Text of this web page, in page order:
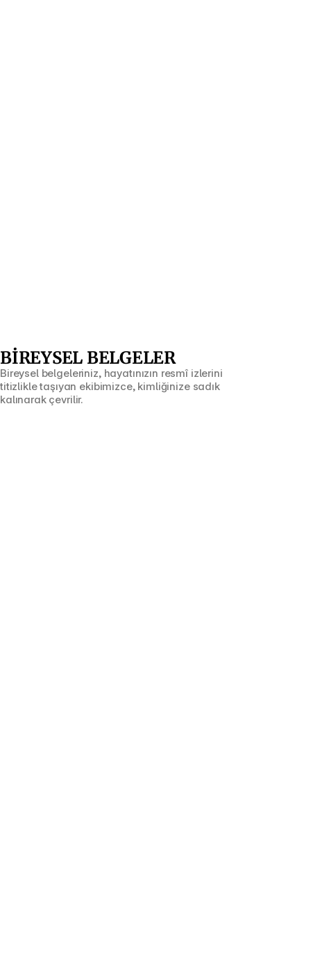
BİREYSEL BELGELER
Bireysel belgeleriniz, hayatınızın resmî izlerini
titizlikle taşıyan ekibimizce, kimliğinize sadık
kalınarak çevrilir.